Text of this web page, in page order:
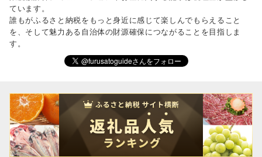
ています。
誰もがふるさと納税をもっと身近に感じて楽しんでもらえること
を、そして魅力ある自治体の財源確保につながることを目指しま
す。